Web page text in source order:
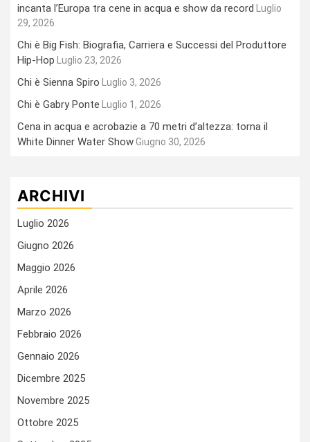
incanta l’Europa tra cene in acqua e show da record
Luglio
29, 2026
Chi è Big Fish: Biografia, Carriera e Successi del Produttore
Hip-Hop
Luglio 23, 2026
Chi è Sienna Spiro Luglio 3, 2026
Chi è Gabry Ponte Luglio 1, 2026
Cena in acqua e acrobazie a 70 metri d’altezza: torna il
White Dinner Water ShowGiugno 30, 2026
ARCHIVI
Luglio 2026
Giugno 2026
Maggio 2026
Aprile 2026
Marzo 2026
Febbraio 2026
Gennaio 2026
Dicembre 2025
Novembre 2025
Ottobre 2025